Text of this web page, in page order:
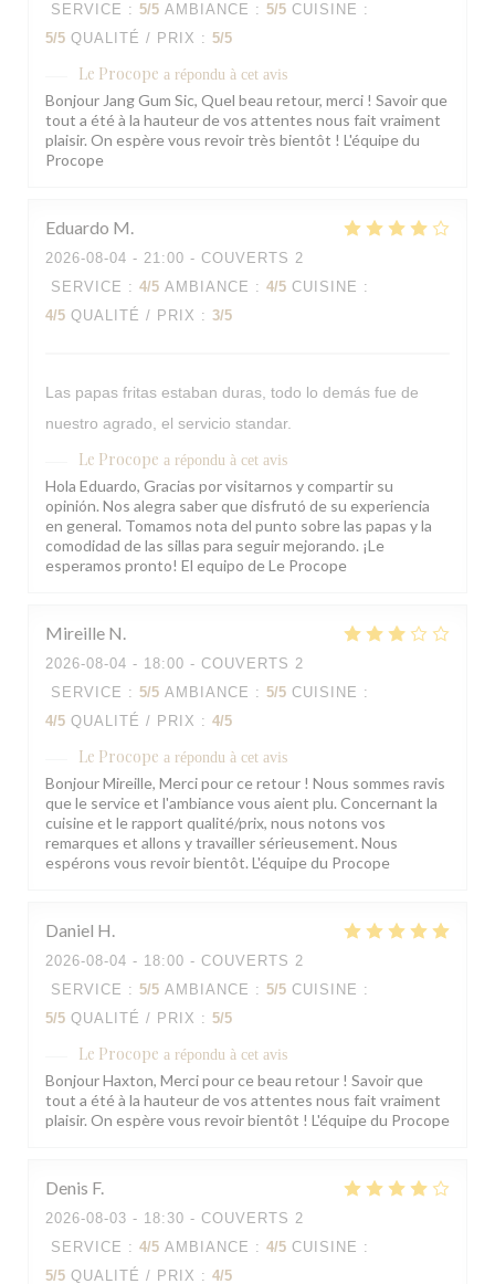
SERVICE : 5/5 AMBIANCE : 5/5 CUISINE :
5/5 QUALITÉ / PRIX : 5/5
Le Procope a répondu à cet avis
Bonjour Jang Gum Sic, Quel beau retour, merci ! Savoir que
tout a été à la hauteur de vos attentes nous fait vraiment
plaisir. On espère vous revoir très bientôt ! L'équipe du
Procope
Eduardo M
2026-08-04 - 21:00 - COUVERTS 2
SERVICE : 4/5 AMBIANCE : 4/5 CUISINE :
4/5 QUALITÉ / PRIX : 3/5
Las papas fritas estaban duras, todo lo demás fue de
nuestro agrado, el servicio standar.
Le Procope a répondu à cet avis
Hola Eduardo, Gracias por visitarnos y compartir su
opinión. Nos alegra saber que disfrutó de su experiencia
en general. Tomamos nota del punto sobre las papas y la
comodidad de las sillas para seguir mejorando. ¡Le
esperamos pronto! El equipo de Le Procope
Mireille N
2026-08-04 - 18:00 - COUVERTS 2
SERVICE : 5/5 AMBIANCE : 5/5 CUISINE :
4/5 QUALITÉ / PRIX : 4/5
Le Procope a répondu à cet avis
Bonjour Mireille, Merci pour ce retour ! Nous sommes ravis
que le service et l'ambiance vous aient plu. Concernant la
cuisine et le rapport qualité/prix, nous notons vos
remarques et allons y travailler sérieusement. Nous
espérons vous revoir bientôt. L'équipe du Procope
Daniel H
2026-08-04 - 18:00 - COUVERTS 2
SERVICE : 5/5 AMBIANCE : 5/5 CUISINE :
5/5 QUALITÉ / PRIX : 5/5
Le Procope a répondu à cet avis
Bonjour Haxton, Merci pour ce beau retour ! Savoir que
tout a été à la hauteur de vos attentes nous fait vraiment
plaisir. On espère vous revoir bientôt ! L'équipe du Procope
Denis F
2026-08-03 - 18:30 - COUVERTS 2
SERVICE : 4/5 AMBIANCE : 4/5 CUISINE :
5/5 QUALITÉ / PRIX : 4/5